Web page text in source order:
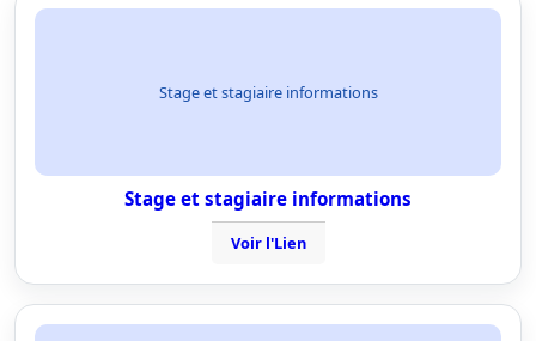
Stage et stagiaire informations
Stage et stagiaire informations
Voir l'Lien